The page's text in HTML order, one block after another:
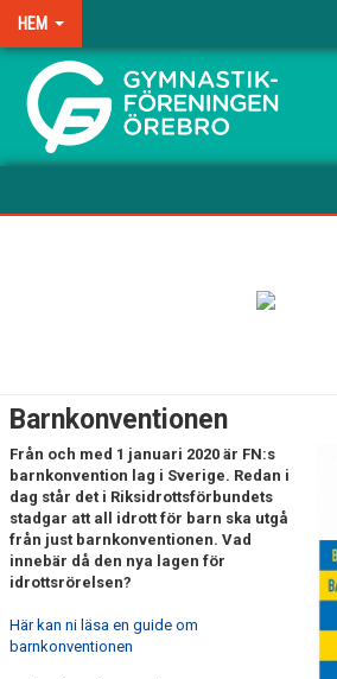
HEM
.
TRÄNINGSAVGIFTER
FÖRENINGSKLÄDER
KALENDER & MINIBUSS
OM FÖRENINGEN
Barnkonventionen
Från och med 1 januari 2020 är FN:s
barnkonvention lag i Sverige. Redan i
dag står det i Riksidrottsförbundets
stadgar att all idrott för barn ska utgå
från just barnkonventionen. Vad
innebär då den nya lagen för
idrottsrörelsen?
Här kan ni läsa en guide om
barnkonventionen